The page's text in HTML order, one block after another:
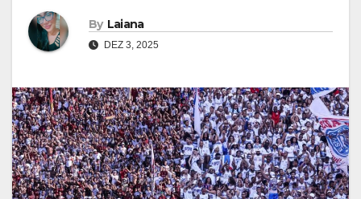
By Laiana
DEZ 3, 2025